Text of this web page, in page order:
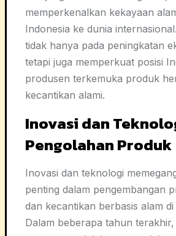
memperkenalkan kekayaan
Indonesia ke dunia
tidak hanya pada peningkatan
tetapi juga memperkuat posisi
produsen terkemuka produk
kecantikan alami.
Inovasi dan
Pengolahan Produk
Inovasi dan teknologi
penting dalam pengembangan
dan kecantikan berbasis alam
Dalam beberapa tahun